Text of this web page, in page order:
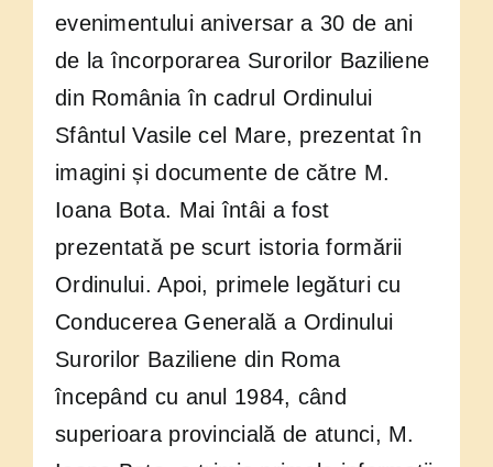
evenimentului aniversar a 30 de ani
de la încorporarea Surorilor Baziliene
din România în cadrul Ordinului
Sfântul Vasile cel Mare, prezentat în
imagini și documente de către M.
Ioana Bota. Mai întâi a fost
prezentată pe scurt istoria formării
Ordinului. Apoi, primele legături cu
Conducerea Generală a Ordinului
Surorilor Baziliene din Roma
începând cu anul 1984, când
superioara provincială de atunci, M.